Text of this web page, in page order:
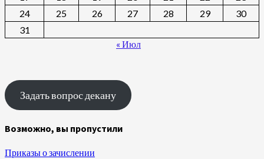
24
25 26 27 28 29
30
31
« Июл
Задать вопрос декану
Возможно, вы пропустили
Приказы о зачислении